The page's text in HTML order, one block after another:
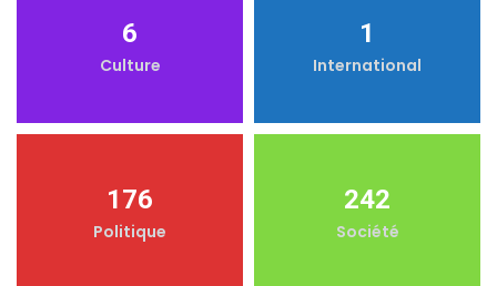
6
Culture
1
International
176
Politique
242
Société